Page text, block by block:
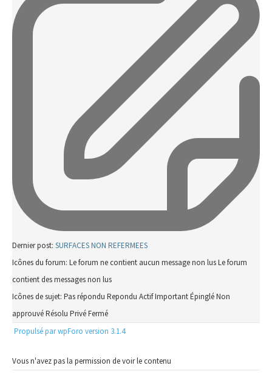
Dernier post: SURFACES NON REFERMEES
Icônes du forum: Le forum ne contient aucun message non lusLe forum
contient des messages non lus
Icônes de sujet: Pas répondu Repondu ActifImportantÉpingléNon
approuvéRésolu PrivéFermé
Propulsé par wpForo version 3.1.4
Vous n'avez pas la permission de voir le contenu